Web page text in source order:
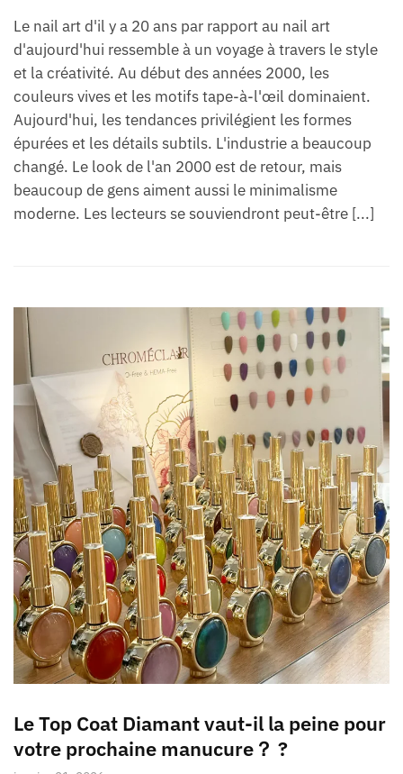
Le nail art d'il y a 20 ans par rapport au nail art
d'aujourd'hui ressemble à un voyage à travers le style
et la créativité. Au début des années 2000, les
couleurs vives et les motifs tape-à-l'œil dominaient.
Aujourd'hui, les tendances privilégient les formes
épurées et les détails subtils. L'industrie a beaucoup
changé. Le look de l'an 2000 est de retour, mais
beaucoup de gens aiment aussi le minimalisme
moderne. Les lecteurs se souviendront peut-être [...]
Le Top Coat Diamant vaut-il la peine pour
votre prochaine manucure？ ?